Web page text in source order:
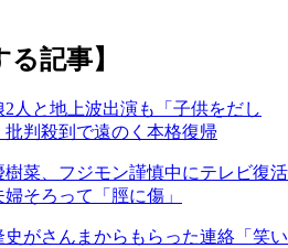
記事】
と地上波出演も「子供をだし
判殺到で遠のく本格復帰
樹菜、フジモン謹慎中にテレビ復活
そろって「脛に傷」
史がさんまからもらった連絡「笑い